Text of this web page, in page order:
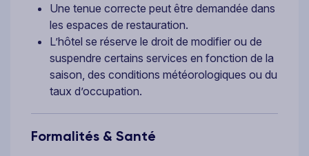
Une tenue correcte peut être demandée dans
les espaces de restauration.
L’hôtel se réserve le droit de modifier ou de
suspendre certains services en fonction de la
saison, des conditions météorologiques ou du
taux d’occupation.
Formalités & Santé